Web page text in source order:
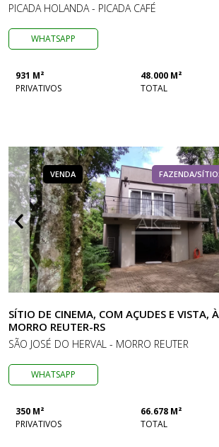
PICADA HOLANDA - PICADA CAFÉ
WHATSAPP
931 M²
PRIVATIVOS
48.000 M²
TOTAL
VENDA FAZENDA/
SÍTIO DE CINEMA, COM AÇUDES E VISTA,
MORRO REUTER-RS
SÃO JOSÉ DO HERVAL - MORRO REUTER
WHATSAPP
350 M²
PRIVATIVOS
66.678 M²
TOTAL